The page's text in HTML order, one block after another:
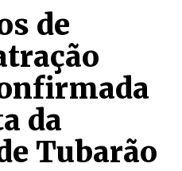
de
da
Tubarão